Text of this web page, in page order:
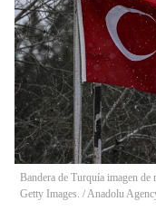
Bandera de Turquía imagen
Getty Images. /Anadolu